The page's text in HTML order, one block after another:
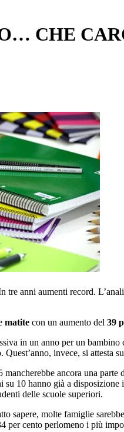
CHE
anni aumenti record.
matite con un aumento del 39
in un anno per un
. Quest’anno, invece, si attesta
mancherebbe ancora una
su 10 hanno già a
delle scuole superiori.
sapere, molte famiglie
per cento perlomeno i più